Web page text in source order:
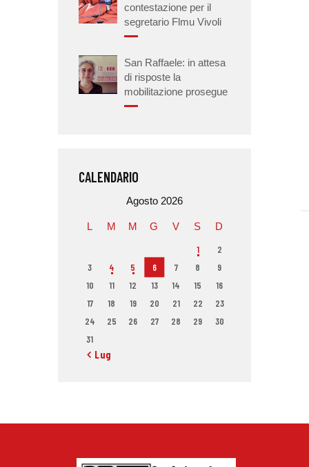
contestazione per il
segretario Flmu Vivoli
San Raffaele: in attesa
di risposte la
mobilitazione prosegue
CALENDARIO
Agosto 2026
L M M G V S D
1
2
3
4 5 6 7 8
9
10
11 12 13 14 15
16
17
18 19 20 21 22
23
24
25 26 27 28 29
30
31
« Lug